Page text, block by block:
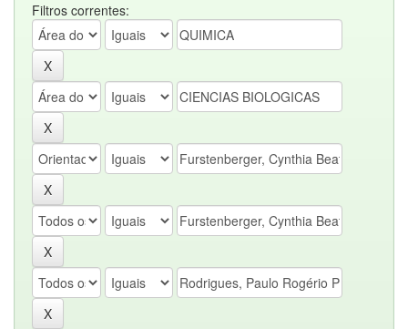
Filtros correntes: